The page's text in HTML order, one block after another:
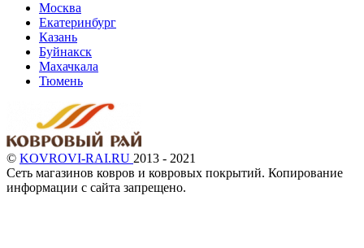
Москва
Екатеринбург
Казань
Буйнакск
Махачкала
Тюмень
© KOVROVI-RAI.RU 2013 - 2021
Сеть магазинов ковров и ковровых покрытий. Копирование
информации с сайта запрещено.